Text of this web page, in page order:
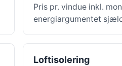
Pris pr. vindue inkl.
energiargumentet
Loftisolering